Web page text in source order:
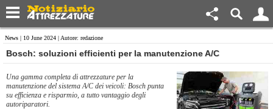
News | 10 June 2024 | Autore: redazione
Bosch: soluzioni efficienti per la manutenzione A/C
Una gamma completa di attrezzature per la
manutenzione del sistema A/C dei veicoli: Bosch punta
su efficienza e risparmio, a tutto vantaggio degli
autoriparatori.